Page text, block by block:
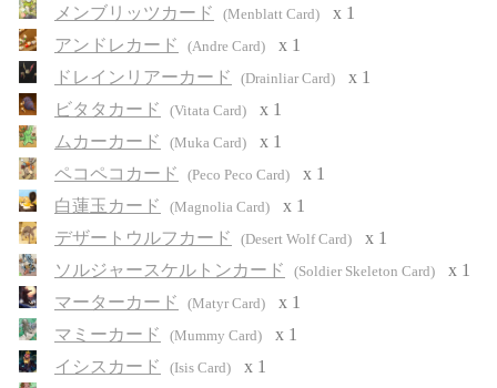
メンブリッツカード
(Menblatt Card)
x 1
アンドレカード
(Andre Card)
x 1
ドレインリアーカード
(Drainliar Card)
x 1
ビタタカード
(Vitata Card)
x 1
ムカーカード
(Muka Card)
x 1
ペコペコカード
(Peco Peco Card)
x 1
白蓮玉カード
(Magnolia Card)
x 1
デザートウルフカード
(Desert Wolf Card)
x 1
ソルジャースケルトンカード
(Soldier Skeleton Card)
x 1
マーターカード
(Matyr Card)
x 1
マミーカード
(Mummy Card)
x 1
イシスカード
(Isis Card)
x 1